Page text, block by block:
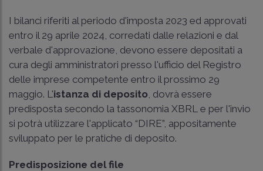
I bilanci riferiti al periodo d'imposta 2023 ed approvati
entro il 29 aprile 2024, corredati dalle relazioni e dal
verbale d'approvazione, devono essere depositati a
cura degli amministratori presso l'ufficio del Registro
delle imprese competente entro il prossimo 29
maggio. L'istanza di deposito , dovrà essere
predisposta secondo la tassonomia XBRL e per l'invio
si potrà utilizzare l'applicato “DIRE”, appositamente
sviluppato per le pratiche di deposito.
Predisposizione del file